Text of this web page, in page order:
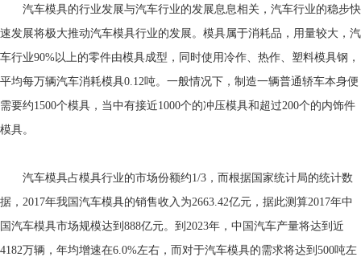
汽车模具的行业发展与汽车行业的发展息息相关，汽车行业的稳步快
速发展将极大推动汽车模具行业的发展。模具属于消耗品，用量较大，汽
车行业90%以上的零件由模具成型，同时使用冷作、热作、塑料模具钢，
平均每万辆汽车消耗模具0.12吨。一般情况下，制造一辆普通轿车本身便
需要约1500个模具，当中有接近1000个的冲压模具和超过200个的内饰件
模具。
汽车模具占模具行业的市场份额约1/3，而根据国家统计局的统计数
据，2017年我国汽车模具的销售收入为2663.42亿元，据此测算2017年中
国汽车模具市场规模达到888亿元。到2023年，中国汽车产量将达到近
4182万辆，年均增速在6.0%左右，而对于汽车模具的需求将达到500吨左